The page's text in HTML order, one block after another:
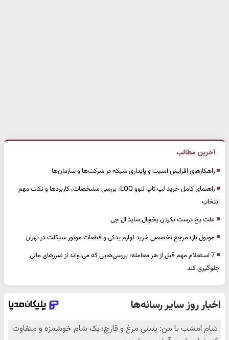
آخرین مطالب
راهکارهای افزایش امنیت و پایداری شبکه در شرکت‌ها و سازمان‌ها
راهنمای کامل خرید لپ تاپ لنوو LOQ؛ بررسی مشخصات، کاربردها و نکات مهم
انتخاب
علت یخ درست نکردن یخچال ساید ال جی
موتول باز؛ مرجع تخصصی خرید لوازم یدکی و قطعات موتور سیکلت در تهران
7 استعلام مهم قبل از هر معامله؛ بررسی‌هایی که می‌تواند از ضررهای مالی
جلوگیری کند